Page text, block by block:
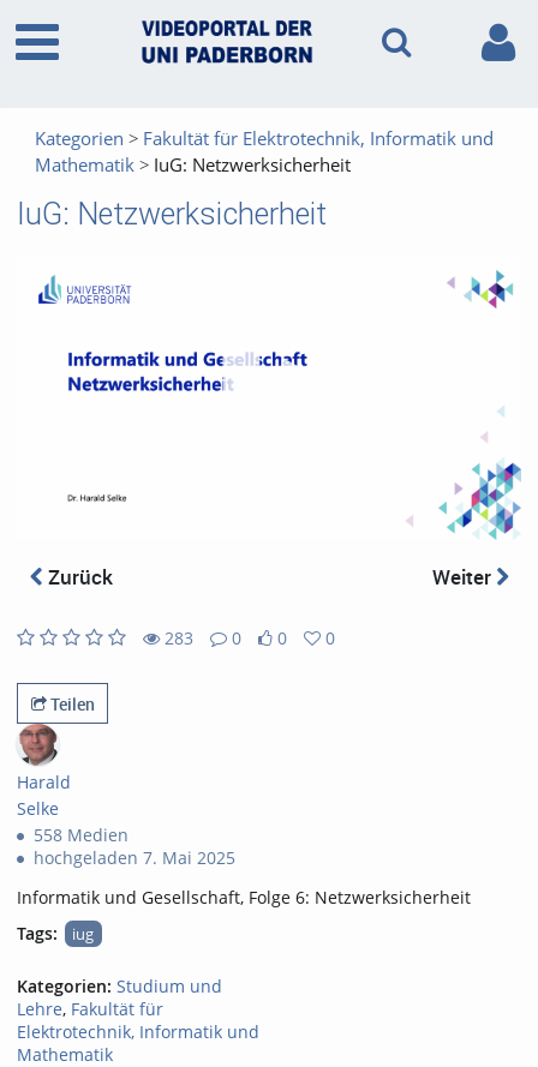
Kategorien
Fakultät für Elektrotechnik, Informatik und
Mathematik
IuG: Netzwerksicherheit
IuG: Netzwerksicherheit
Zurück Weiter
283
views
0
Kommentare
0
likes
0
favorites
Teilen
Harald
Selke
558 Medien
hochgeladen 7. Mai 2025
Informatik und Gesellschaft, Folge 6: Netzwerksicherheit
Tags:
iug
Kategorien: Studium und
Lehre, Fakultät für
Elektrotechnik, Informatik und
Mathematik